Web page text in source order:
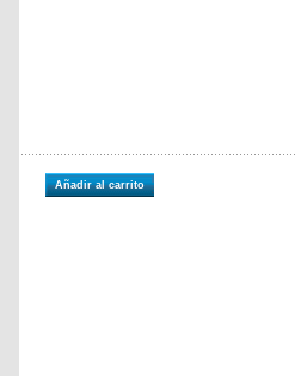
Añadir al carrito